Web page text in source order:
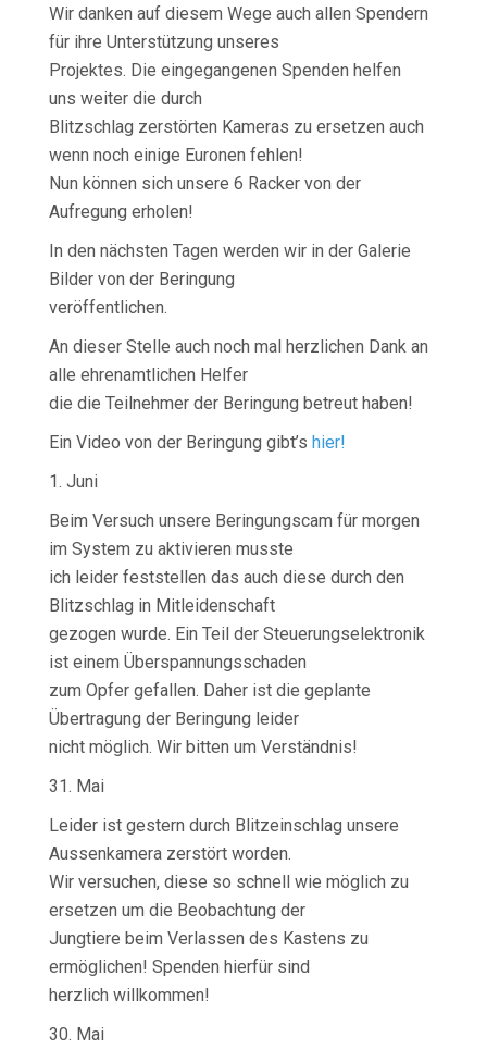
Wir danken auf diesem Wege auch allen Spendern
für ihre Unterstützung unseres
Projektes. Die eingegangenen Spenden helfen
uns weiter die durch
Blitzschlag zerstörten Kameras zu ersetzen auch
wenn noch einige Euronen fehlen!
Nun können sich unsere 6 Racker von der
Aufregung erholen!
In den nächsten Tagen werden wir in der Galerie
Bilder von der Beringung
veröffentlichen.
An dieser Stelle auch noch mal herzlichen Dank an
alle ehrenamtlichen Helfer
die die Teilnehmer der Beringung betreut haben!
Ein Video von der Beringung gibt’s hier!
1. Juni
Beim Versuch unsere Beringungscam für morgen
im System zu aktivieren musste
ich leider feststellen das auch diese durch den
Blitzschlag in Mitleidenschaft
gezogen wurde. Ein Teil der Steuerungselektronik
ist einem Überspannungsschaden
zum Opfer gefallen. Daher ist die geplante
Übertragung der Beringung leider
nicht möglich. Wir bitten um Verständnis!
31. Mai
Leider ist gestern durch Blitzeinschlag unsere
Aussenkamera zerstört worden.
Wir versuchen, diese so schnell wie möglich zu
ersetzen um die Beobachtung der
Jungtiere beim Verlassen des Kastens zu
ermöglichen! Spenden hierfür sind
herzlich willkommen!
30. Mai